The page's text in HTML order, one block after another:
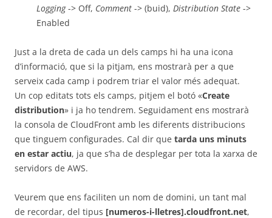
Logging-> Off, Comment -> (buid), Distribution State ->
Enabled
Just a la dreta de cada un dels camps hi ha una icona
d’informació, que si la pitjam, ens mostrarà per a que
serveix cada camp i podrem triar el valor més adequat.
Un cop editats tots els camps, pitjem el botó «Create
distribution» i ja ho tendrem. Seguidament ens mostrarà
la consola de CloudFront amb les diferents distribucions
que tinguem configurades. Cal dir que tarda uns minuts
en estar actiu, ja que s’ha de desplegar per tota la xarxa de
servidors de AWS.
Veurem que ens faciliten un nom de domini, un tant mal
de recordar, del tipus [numeros-i-lletres].cloudfront.net,